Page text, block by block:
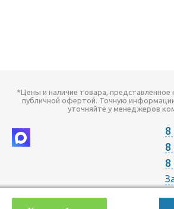
*Цены и наличие товара, представленное
публичной офертой. Точную
уточняйте у менеджеров
8
8
8
2026 © Компания "Онлайн Климат"